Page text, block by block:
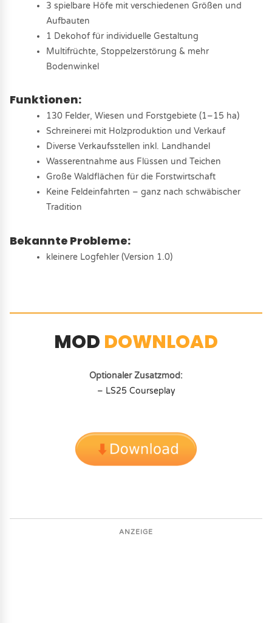
3 spielbare Höfe mit verschiedenen Größen und
Aufbauten
1 Dekohof für individuelle Gestaltung
Multifrüchte, Stoppelzerstörung & mehr
Bodenwinkel
Funktionen:
130 Felder, Wiesen und Forstgebiete (1–15 ha)
Schreinerei mit Holzproduktion und Verkauf
Diverse Verkaufsstellen inkl. Landhandel
Wasserentnahme aus Flüssen und Teichen
Große Waldflächen für die Forstwirtschaft
Keine Feldeinfahrten – ganz nach schwäbischer
Tradition
Bekannte Probleme:
kleinere Logfehler (Version 1.0)
MOD DOWNLOAD
Optionaler Zusatzmod:
– LS25 Courseplay
ANZEIGE